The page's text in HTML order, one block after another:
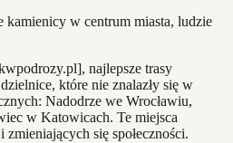
najlepsze trasy
które nie znalazły się w
Nadodrze we Wrocławiu,
w Katowicach. Te miejsca
się społeczności.